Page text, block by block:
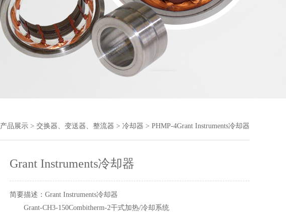
产品展示 > 交换器、变送器、整流器 > 冷却器 > PHMP-4Grant Instruments冷却器
Grant Instruments冷却器
简要描述：Grant Instruments冷却器
Grant-CH3-150Combitherm-2干式加热/冷却系统